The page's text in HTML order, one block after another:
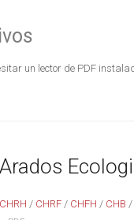
un lector de PDF
Arados
CHRH / CHRF / CHFH / CHB /